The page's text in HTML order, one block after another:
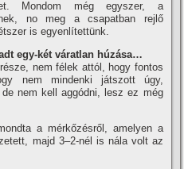
Mondom még egyszer, a
no meg a csapatban rejlő
is egyenlítettünk.
egy-két váratlan húzása…
nem félek attól, hogy fontos
nem mindenki játszott úgy,
nem kell aggódni, lesz ez még
a mérkőzésről, amelyen a
majd 3–2-nél is nála volt az